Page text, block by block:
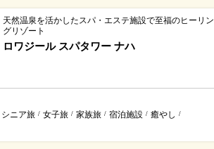
天然温泉を活かしたスパ・エステ施設で至福のヒーリン
グリゾート
ロワジール スパタワー ナハ
シニア旅 / 女子旅 / 家族旅 / 宿泊施設 / 癒やし /